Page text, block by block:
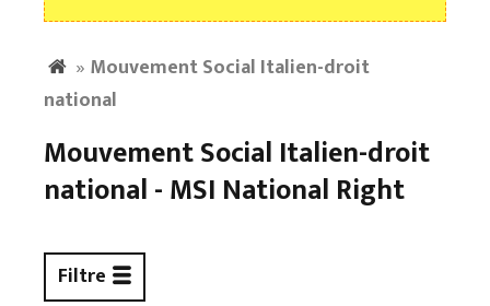
» Mouvement Social Italien-droit
national
Mouvement Social Italien-droit
national - MSI National Right
Filtre